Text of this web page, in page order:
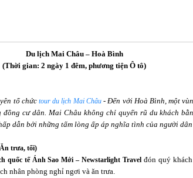
Du lịch Mai Châu – Hoà Bình
(Thời gian: 2 ngày 1 đêm, phương tiện Ô tô)
tổ chứctour du lịch Mai Châu- Đến với Hoà Bình, một
cư dân. Mai Châu không chỉ quyến rũ du khách
dẫn bởi những tấm lòng ấp áp nghĩa tình của người
trưa, tối)
quốc tế Ánh Sao Mới – Newstarlight Travelđón quý
nhân phòng nghỉ ngơi và ăn trưa.